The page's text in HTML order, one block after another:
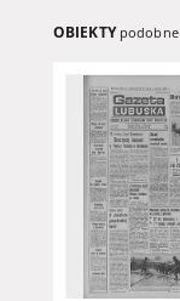
OBIEKTY podobne